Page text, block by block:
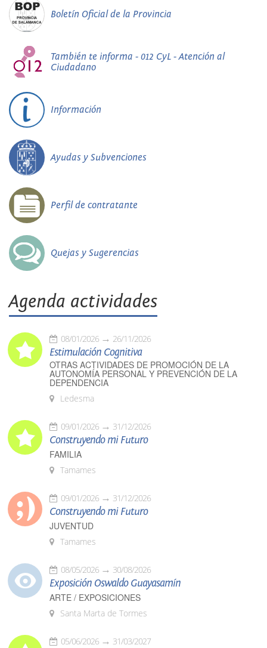
Boletín Oficial de la Provincia
También te informa - 012 CyL - Atención al
Ciudadano
Información
Ayudas y Subvenciones
Perfil de contratante
Quejas y Sugerencias
Agenda actividades
08/01/2026 26/11/2026
Estimulación Cognitiva
OTRAS ACTIVIDADES DE PROMOCIÓN DE LA
AUTONOMÍA PERSONAL Y PREVENCIÓN DE LA
DEPENDENCIA
Ledesma
09/01/2026 31/12/2026
Construyendo mi Futuro
FAMILIA
Tamames
09/01/2026 31/12/2026
Construyendo mi Futuro
JUVENTUD
Tamames
08/05/2026 30/08/2026
Exposición Oswaldo Guayasamín
ARTE / EXPOSICIONES
Santa Marta de Tormes
05/06/2026 31/03/2027